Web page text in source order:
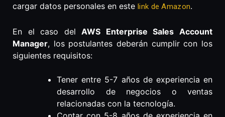
cargar datos personales en este link de Amazon.
En el caso delAWS Enterprise Sales Account
Manager, los postulantes deberán cumplir con los
siguientes requisitos:
Tener entre 5-7 años de experiencia en
desarrollo de negocios o ventas
relacionadas con la tecnología.